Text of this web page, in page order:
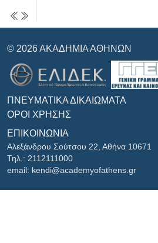
© 2026 ΑΚΑΔΗΜΊΑ ΑΘΗΝΏΝ
ΠΝΕΥΜΑΤΙΚΆ ΔΙΚΑΙΏΜΑΤΑ
ΌΡΟΙ ΧΡΉΣΗΣ
ΕΠΙΚΟΙΝΩΝΊΑ
Αλεξάνδρου Σούτσου 22, Αθήνα 10671
Τηλ.: 2112111000
email: kendi@academyofathens.gr